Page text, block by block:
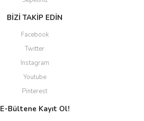
BİZİ TAKİP EDİN
Facebook
Twitter
Instagram
Youtube
Pinterest
E-Bültene Kayıt Ol!